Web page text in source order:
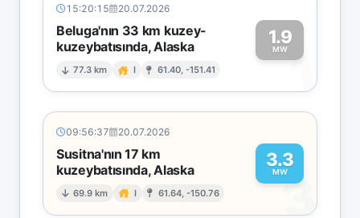
15:20:15 20.07.2026
Beluga'nın 33 km kuzey-
kuzeybatısında, Alaska
77.3 km I 61.40, -151.41
1.9
MW1
09:56:37 20.07.2026
Susitna'nın 17 km
kuzeybatısında, Alaska
69.9 km I 61.64, -150.76
3.3
MW
3